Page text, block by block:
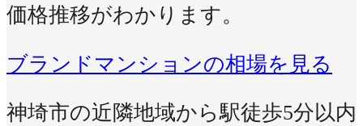
価格推移がわかります。
ブランドマンションの相場を見る
神埼市の近隣地域から駅徒歩5分以内